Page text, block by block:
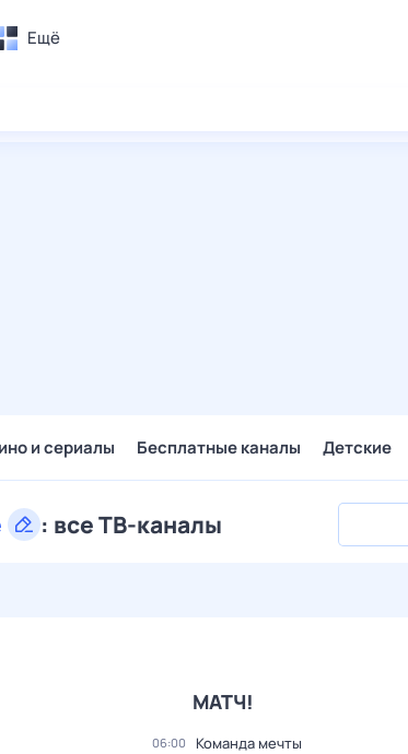
Ещё
и сериалы Бесплатные каналы Детские
: все ТВ-каналы
МАТЧ!
06:00 Команда мечты